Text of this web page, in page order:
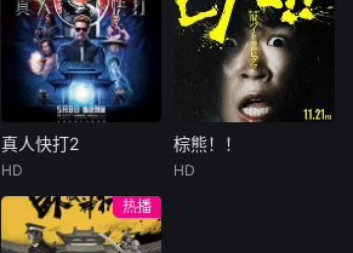
运起伏，在前作的
情感余波之上，深
刻描绘一个家族在
战火中如何成长、
并共同守护血脉相
连的情感纽带的历
程，从而将故事推
维度。此外，潘多
拉的全新领域也即
地，入住同一家酒
店，成为一墙之隔
的邻居。不够隔音
的房间暴露了男人
和女人因生活暂停
陷入的困境，健
康、家庭、婚姻、
真人快打2
阿德莱恩·鲁道夫
杰西卡·麦克娜美
真人快打2
HD
棕熊！！
棕熊！！
HD
热播